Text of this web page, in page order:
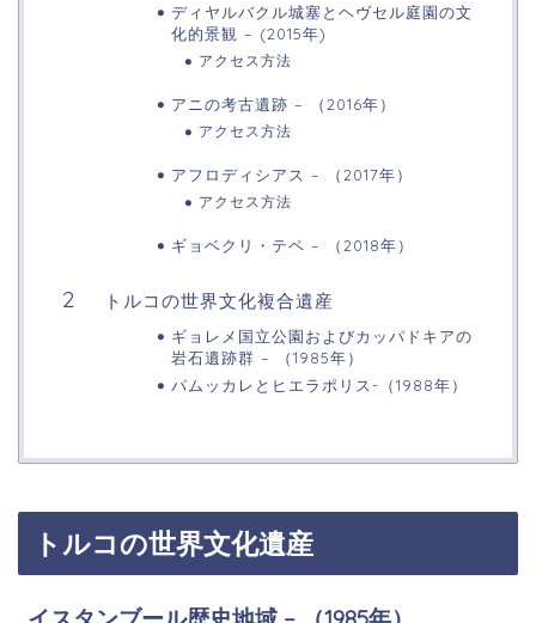
ディヤルバクル城塞とヘヴセル庭園の文
化的景観 – (2015年)
アクセス方法
アニの考古遺跡 – （2016年）
アクセス方法
アフロディシアス – （2017年）
アクセス方法
ギョベクリ・テペ – （2018年）
トルコの世界文化複合遺産
ギョレメ国立公園およびカッパドキアの
岩石遺跡群 – （1985年）
パムッカレとヒエラポリス-（1988年）
トルコの世界文化遺産